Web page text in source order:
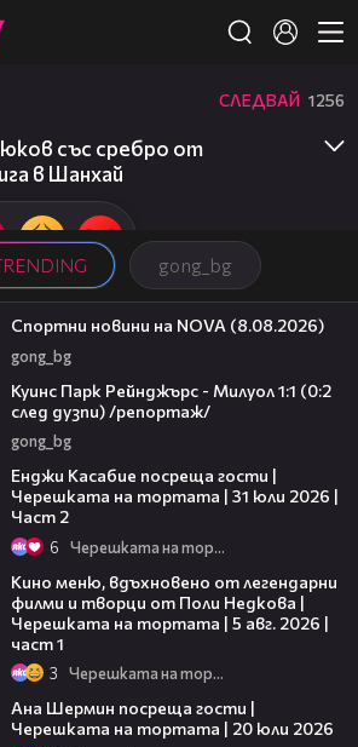
gong_bg
СЛЕДВАЙ 1256
със сребро от
в Шанхай
Спортни новини на NOVA (8.08.2026)
gong_bg
Куинс Парк Рейнджърс - Милуол 1:1 (0:2
след дузпи) /репортаж/
gong_bg
Енджи Касабие посреща гости |
Черешката на тортата | 31 юли 2026 |
Част 2
6 Черешката на тортата
Кино меню, вдъхновено от легендарни
филми и творци от Поли Недкова |
Черешката на тортата | 5 авг. 2026 |
част 1
3 Черешката на тортата
Ана Шермин посреща гости |
Черешката на тортата | 20 юли 2026